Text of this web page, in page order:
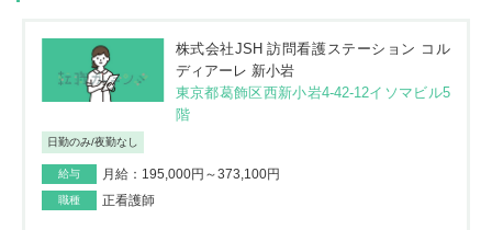
株式会社JSH 訪問看護ステーション コル
ディアーレ 新小岩
東京都葛飾区西新小岩4-42-12イソマビル5
階
日勤のみ/夜勤なし
給与 月給：195,000円～373,100円
職種 正看護師